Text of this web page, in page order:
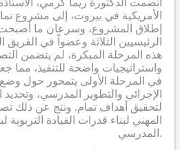
الأمريكية في بيروت، إلى مشروع
إطلاق المشروع، وسرعان ما أصبحت
الرئيسيين الثلاثة وعضواً في
هذه المرحلة المبكرة، لم يتضمن
واستراتيجيات واضحة للتنفيذ، مما
في المرحلة الأولى يتمحور حول
الإجرائي والتطوير المدرسي، وتحديد
لتحقيق أهداف تمام. ونتج عن ذلك
المهني لبناء قدرات القيادة
المدرسي.